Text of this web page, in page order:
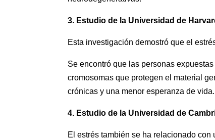
3. Estudio de la Universidad de
Esta investigación demostró que el
Se encontró que las personas
cromosomas que protegen el material
crónicas y una menor esperanza de vida.
4. Estudio de la Universidad de
El estrés también se ha relacionado